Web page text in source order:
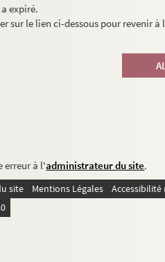
expiré.
sur le lien ci-dessous pour revenir
erreur à l'administrateur du site.
site Mentions Légales